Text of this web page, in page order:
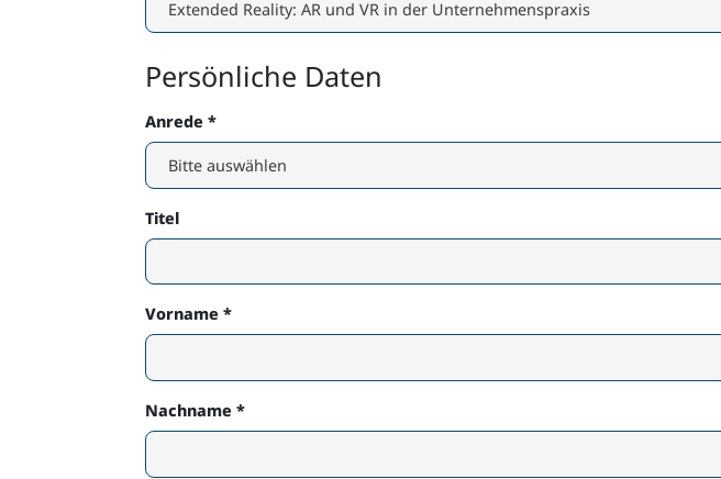
Persönliche Daten
Anrede *
Titel
Vorname *
Nachname *